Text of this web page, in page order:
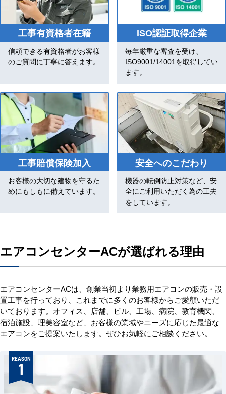
工事有資格者在籍
信頼できる有資格者がお客様
のご質問に丁寧に答えます。
ISO認証取得企業
毎年厳重な審査を受け、
ISO9001/14001を取得してい
ます。
工事賠償保険加入
お客様の大切な建物を守るた
めにもしもに備えています。
安全へのこだわり
機器の転倒防止対策など、安
全にご利用いただく為の工夫
をしています。
エアコンセンターACが選ばれる理由
エアコンセンターACは、創業当初より業務用エアコンの販売・設
置工事を行っており、これまでに多くのお客様からご愛顧いただ
いております。オフィス、店舗、ビル、工場、病院、教育機関、
宿泊施設、理美容室など、お客様の業域やニーズに応じた最適な
エアコンをご提案いたします。ぜひお気軽にご相談ください。
REASON
1